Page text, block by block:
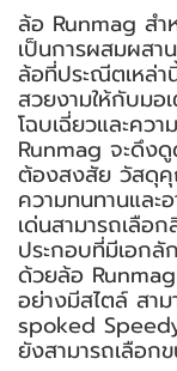
ล้อ Runmag ส
เป็นการผสมผสา
ล้อที่ประณีตเหล่
สวยงามให้กับม
โฉบเฉี่ยวและควา
Runmag จะดึง
ต้องสงสัย วัสดุคุ
ความทนทานและ
เด่นสามารถเลือ
ประกอบที่มีเอก
ด้วยล้อ
อย่างมีสไตล์ สา
spoked
ยังสามารถเลือก